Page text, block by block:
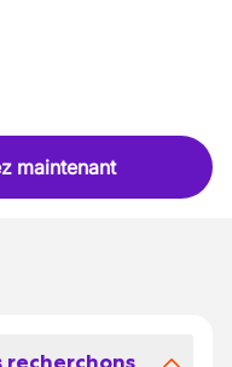
maintenant